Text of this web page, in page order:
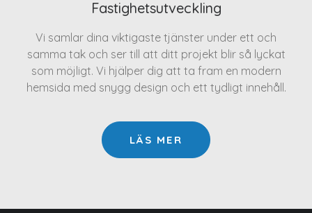
Fastighetsutveckling
Vi samlar dina viktigaste tjänster under ett och
samma tak och ser till att ditt projekt blir så lyckat
som möjligt. Vi hjälper dig att ta fram en modern
hemsida med snygg design och ett tydligt innehåll.
LÄS MER